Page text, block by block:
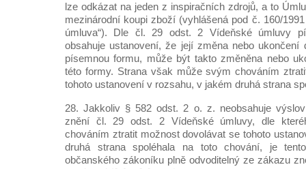
lze odkázat na jeden z inspiračních zdrojů, a to
mezinárodní koupi zboží (vyhlášená pod č. 160/
úmluva“). Dle čl. 29 odst. 2 Vídeňské úmluvy
obsahuje ustanovení, že její změna nebo ukončení
písemnou formu, může být takto změněna nebo
této formy. Strana však může svým chováním
tohoto ustanovení v rozsahu, v jakém druhá strana
28. Jakkoliv § 582 odst. 2 o. z. neobsahuje
znění čl. 29 odst. 2 Vídeňské úmluvy, dle
chováním ztratit možnost dovolávat se tohoto
druhá strana spoléhala na toto chování, je
občanského zákoníku plně odvoditelný ze zákazu